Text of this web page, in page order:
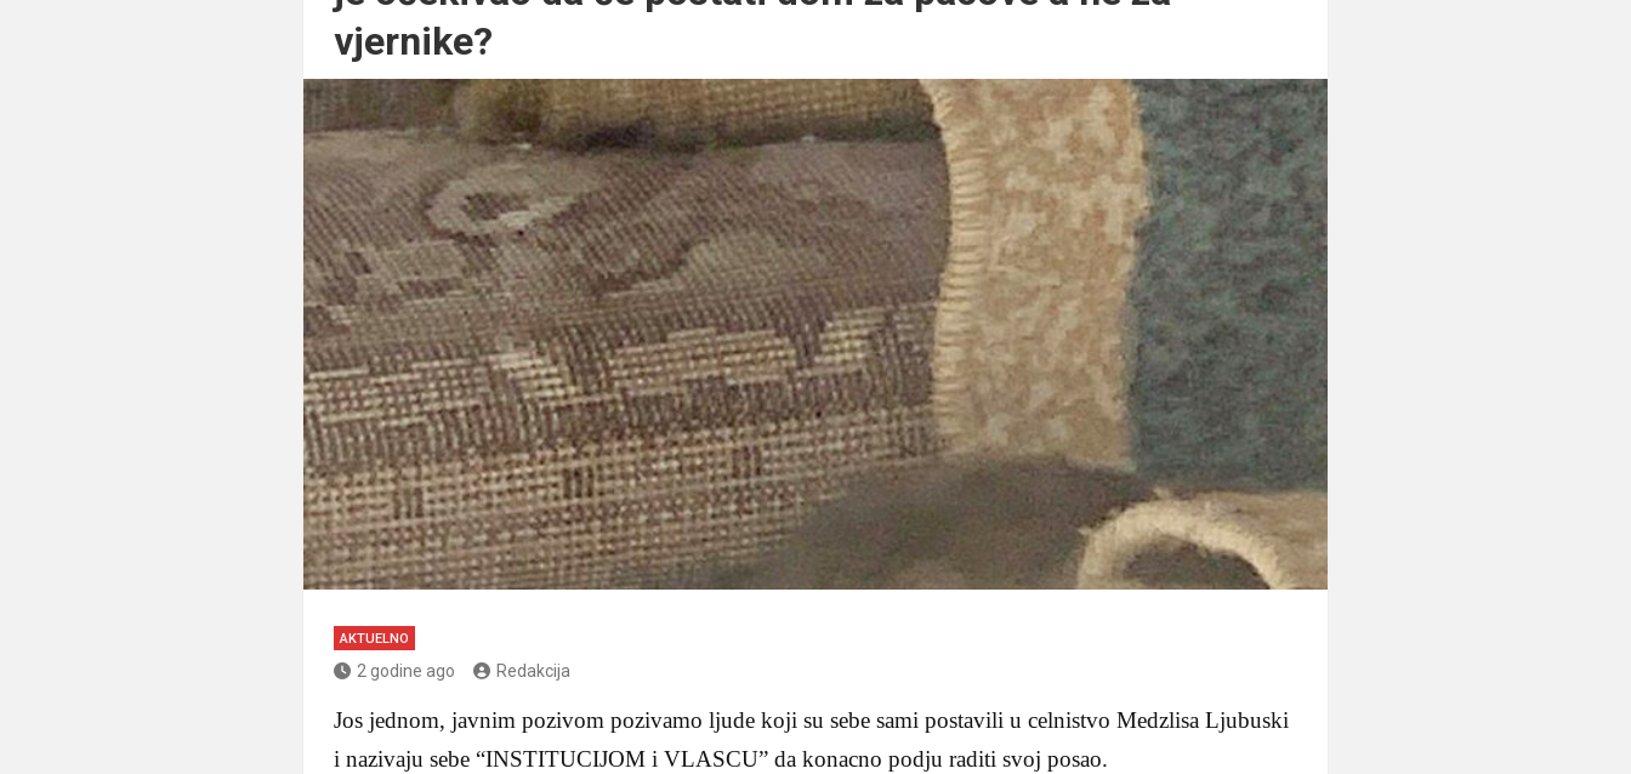
vjernike?
AKTUELNO
2 godine ago Redakcija
Jos jednom, javnim pozivom pozivamo ljude koji su sebe sami postavili u celnistvo Medzlisa Ljubuski
i nazivaju sebe “INSTITUCIJOM i VLASCU” da konacno podju raditi svoj posao.